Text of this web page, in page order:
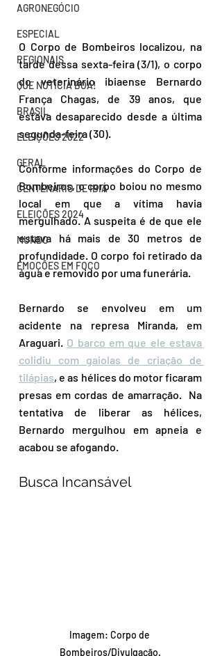
AGRONEGÓCIO
ESPECIAL
REGIONAIS
QUE NOTÍCIA BOA!
BRASIL
ELEIÇÕES 2022
GERAL
CENTENÁRIO DE IBIÁ
ELEIÇÕES 2024
MUNDO
EMOÇÕES EM FOCO
O Corpo de Bombeiros localizou, na
tarde dessa sexta-feira (3/1), o corpo
do veterinário ibiaense Bernardo
França Chagas, de 39 anos, que
estava desaparecido desde a última
segunda-feira (30).
Conforme informações do Corpo de
Bombeiros, o corpo boiou no mesmo
local em que a vítima havia
mergulhado. A suspeita é de que ele
estava há mais de 30 metros de
profundidade. O corpo foi retirado da
água e removido por uma funerária.
Bernardo se envolveu em um
acidente na represa Miranda, em
Araguari. O barco em que ele estava
colidiu com gaiolas de criação de
tilápias, e as hélices do motor ficaram
presas em cordas de amarração.  Na
tentativa de liberar as hélices,
Bernardo mergulhou em apneia e
acabou se afogando.
Busca Incansável
Imagem: Corpo de
Bombeiros/Divulgação.